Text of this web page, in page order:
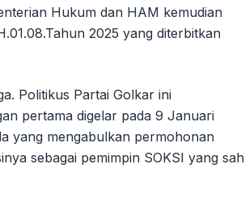
Hukum dan HAM kemudian
2025 yang diterbitkan
Politikus Partai Golkar ini
pertama digelar pada 9 Januari
yang mengabulkan permohonan
sebagai pemimpin SOKSI yang sah